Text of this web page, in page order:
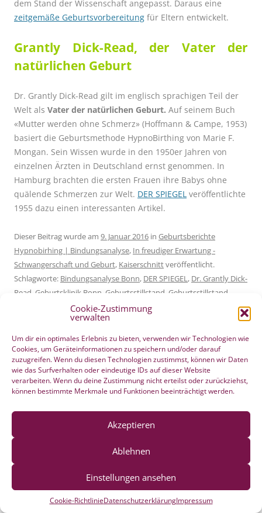
Cookie-Zustimmung
verwalten
Um dir ein optimales Erlebnis zu bieten, verwenden wir Technologien wie
Cookies, um Geräteinformationen zu speichern und/oder darauf
zuzugreifen. Wenn du diesen Technologien zustimmst, können wir Daten
wie das Surfverhalten oder eindeutige IDs auf dieser Website
verarbeiten. Wenn du deine Zustimmung nicht erteilst oder zurückziehst,
können bestimmte Merkmale und Funktionen beeinträchtigt werden.
Akzeptieren
Ablehnen
Einstellungen ansehen
Cookie-RichtlinieDatenschutzerklärungImpressum
dem Stand der Wissenschaft angepasst. Daraus eine
zeitgemäße Geburtsvorbereitung für Eltern entwickelt.
Grantly Dick-Read, der Vater der
natürlichen Geburt
Dr. Grantly Dick-Read gilt im englisch sprachigen Teil der
Welt als Vater der natürlichen Geburt. Auf seinem Buch
«Mutter werden ohne Schmerz» (Hoffmann & Campe, 1953)
basiert die Geburtsmethode HypnoBirthing von Marie F.
Mongan. Sein Wissen wurde in den 1950er Jahren von
einzelnen Ärzten in Deutschland ernst genommen. In
Hamburg brachten die ersten Frauen ihre Babys ohne
quälende Schmerzen zur Welt. DER SPIEGEL veröffentlichte
1955 dazu einen interessanten Artikel.
Dieser Beitrag wurde am 9. Januar 2016 in Geburtsberichte
Hypnobirhing | Bindungsanalyse, In freudiger Erwartung -
Schwangerschaft und Geburt, Kaiserschnittveröffentlicht.
Schlagworte: Bindungsanalyse Bonn, DER SPIEGEL, Dr. Grantly Dick-
Read Geburtsklinik Bonn Geburtsstillstand Geburtsstillstand
Geburtsvorbereitung,Geburtsvorbereitungskurse
Hypnobirthing Bonn
vorgeburtliche Mutter-Kind-Beziehung